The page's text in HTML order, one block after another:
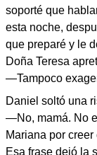
soporté que
esta noche,
que preparé y le
Doña Teresa
—Tampoco
Daniel soltó una
—No, mamá. No
Mariana por
Esa frase dejó la